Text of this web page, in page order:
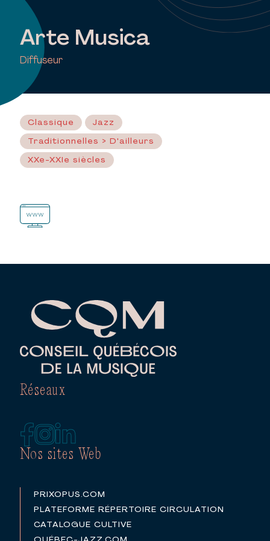
Arte Musica
Diffuseur
Classique Jazz
Traditionnelles > D'ailleurs
XXe-XXIe siècles
Nos sites Web
PRIXOPUS.COM
PLATEFORME RÉPERTOIRE CIRCULATION
CATALOGUE CULTIVE
Réseaux